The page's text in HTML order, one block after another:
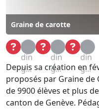
Graine de carotte
Loa
din
g...
Loa
din
g...
Loa
din
g...
Depuis sa création en
proposés par Graine de
de 9900 élèves et plus
canton de Genève.